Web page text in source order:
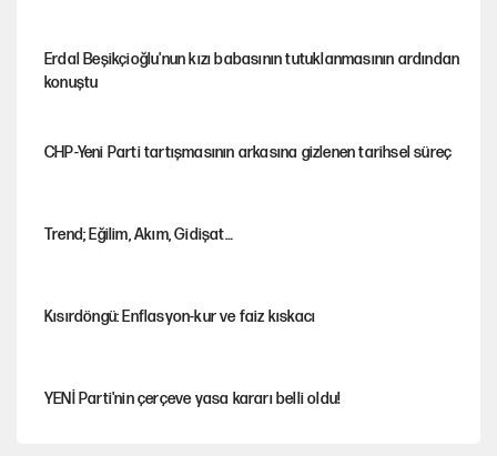
Erdal Beşikçioğlu'nun kızı babasının tutuklanmasının ardından
konuştu
CHP-Yeni Parti tartışmasının arkasına gizlenen tarihsel süreç
Trend; Eğilim, Akım, Gidişat…
Kısırdöngü: Enflasyon-kur ve faiz kıskacı
YENİ Parti'nin çerçeve yasa kararı belli oldu!